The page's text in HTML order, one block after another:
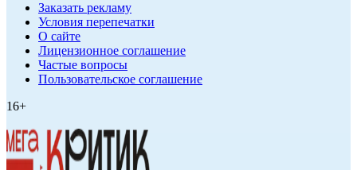
Заказать рекламу
Условия перепечатки
О сайте
Лицензионное соглашение
Частые вопросы
Пользовательское соглашение
16+